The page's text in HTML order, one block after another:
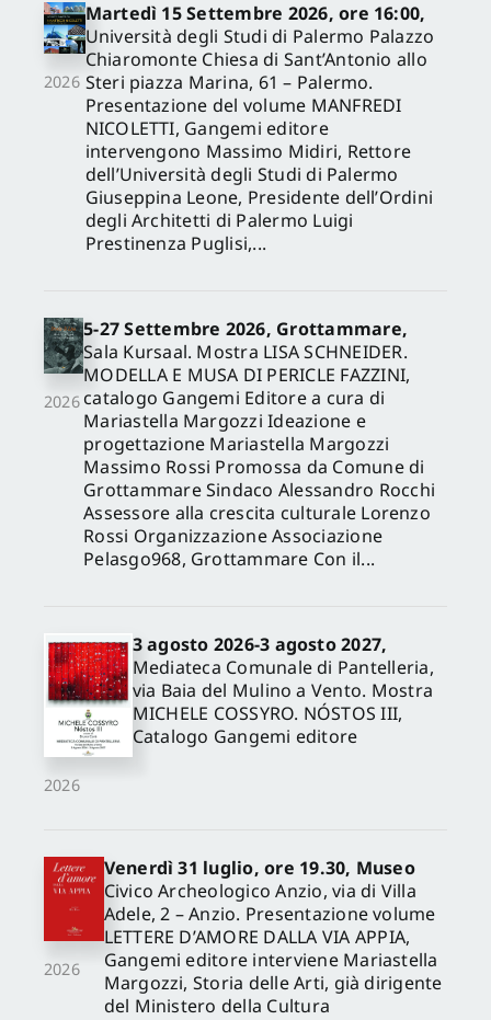
2026
Martedì 15 Settembre 2026, ore 16:00,
Università degli Studi di Palermo Palazzo
Chiaromonte Chiesa di Sant’Antonio allo
Steri piazza Marina, 61 – Palermo.
Presentazione del volume MANFREDI
NICOLETTI, Gangemi editore
intervengono Massimo Midiri, Rettore
dell’Università degli Studi di Palermo
Giuseppina Leone, Presidente dell’Ordini
degli Architetti di Palermo Luigi
Prestinenza Puglisi,...
2026
5-27 Settembre 2026, Grottammare,
Sala Kursaal. Mostra LISA SCHNEIDER.
MODELLA E MUSA DI PERICLE FAZZINI,
catalogo Gangemi Editore a cura di
Mariastella Margozzi Ideazione e
progettazione Mariastella Margozzi
Massimo Rossi Promossa da Comune di
Grottammare Sindaco Alessandro Rocchi
Assessore alla crescita culturale Lorenzo
Rossi Organizzazione Associazione
Pelasgo968, Grottammare Con il...
2026
3 agosto 2026-3 agosto 2027,
Mediateca Comunale di Pantelleria,
via Baia del Mulino a Vento. Mostra
MICHELE COSSYRO. NÓSTOS III,
Catalogo Gangemi editore
2026
Venerdì 31 luglio, ore 19.30, Museo
Civico Archeologico Anzio, via di Villa
Adele, 2 – Anzio. Presentazione volume
LETTERE D’AMORE DALLA VIA APPIA,
Gangemi editore interviene Mariastella
Margozzi, Storia delle Arti, già dirigente
del Ministero della Cultura